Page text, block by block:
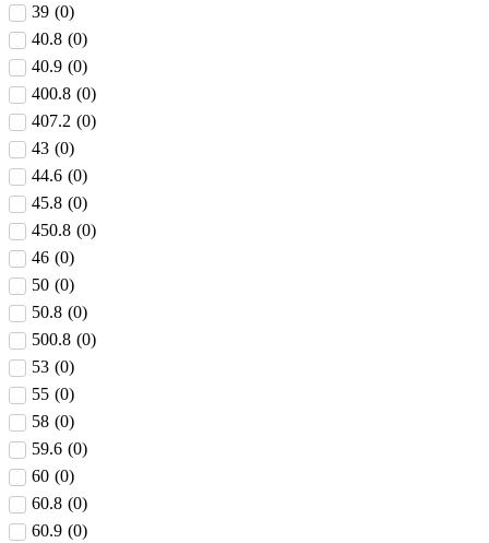
39 (0)
40.8 (0)
40.9 (0)
400.8 (0)
407.2 (0)
43 (0)
44.6 (0)
45.8 (0)
450.8 (0)
46 (0)
50 (0)
50.8 (0)
500.8 (0)
53 (0)
55 (0)
58 (0)
59.6 (0)
60 (0)
60.8 (0)
60.9 (0)